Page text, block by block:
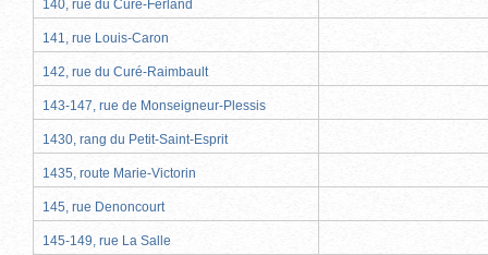
140, rue du Curé-Ferland
141, rue Louis-Caron
142, rue du Curé-Raimbault
143-147, rue de Monseigneur-Plessis
1430, rang du Petit-Saint-Esprit
1435, route Marie-Victorin
145, rue Denoncourt
145-149, rue La Salle